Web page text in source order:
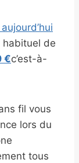
habituel de
€c’est-à-
fil vous
lors du
tous